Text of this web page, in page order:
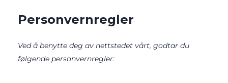
Personvernregler
Ved å benytte deg av nettstedet vårt, godtar du
følgende personvernregler: